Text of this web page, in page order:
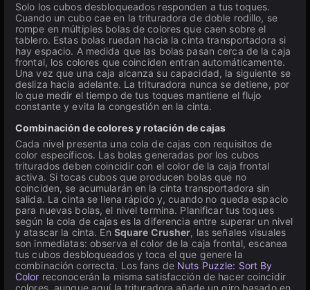
Solo los cubos desbloqueados responden a tus toques.
Cuando un cubo cae en la trituradora de doble rodillo, se
rompe en múltiples bolas de colores que caen sobre el
tablero. Estas bolas ruedan hacia la cinta transportadora si
hay espacio. A medida que las bolas pasan cerca de la caja
frontal, los colores que coinciden entran automáticamente.
Una vez que una caja alcanza su capacidad, la siguiente se
desliza hacia adelante. La trituradora nunca se detiene, por
lo que medir el tiempo de tus toques mantiene el flujo
constante y evita la congestión en la cinta.
Combinación de colores y rotación de cajas
Cada nivel presenta una cola de cajas con requisitos de
color específicos. Las bolas generadas por los cubos
triturados deben coincidir con el color de la caja frontal
activa. Si tocas cubos que producen bolas que no
coinciden, se acumularán en la cinta transportadora sin
salida. La cinta se llena rápido y, cuando no queda espacio
para nuevas bolas, el nivel termina. Planificar tus toques
según la cola de cajas es la diferencia entre superar un nivel
y atascar la cinta. En Square Crusher, las señales visuales
son inmediatas: observa el color de la caja frontal, escanea
tus cubos desbloqueados y toca el que genere la
combinación correcta. Los fans de Nuts Puzzle: Sort By
Color reconocerán la misma satisfacción de hacer coincidir
colores, aunque aquí la trituradora añade un giro basado en